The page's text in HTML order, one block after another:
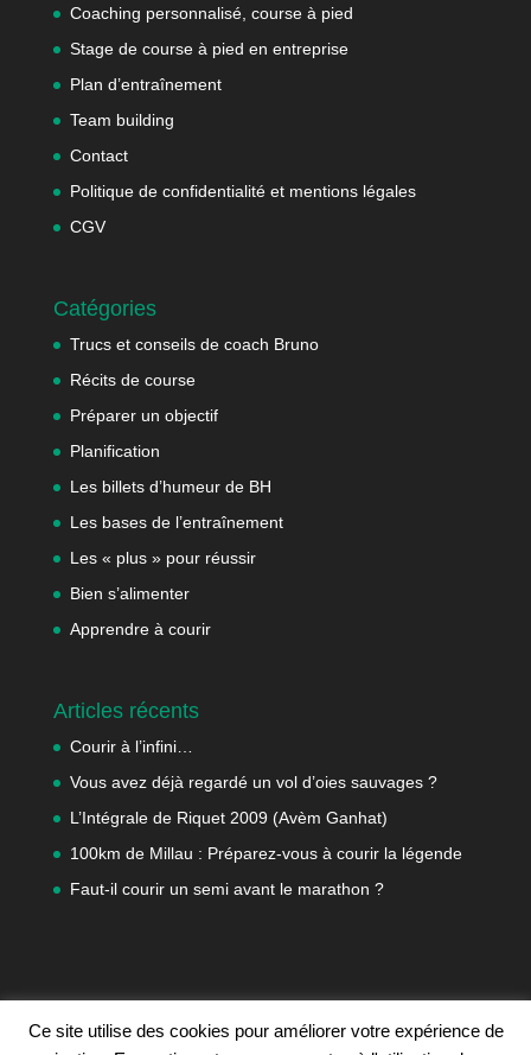
Coaching personnalisé, course à pied
Stage de course à pied en entreprise
Plan d’entraînement
Team building
Contact
Politique de confidentialité et mentions légales
CGV
Catégories
Trucs et conseils de coach Bruno
Récits de course
Préparer un objectif
Planification
Les billets d’humeur de BH
Les bases de l’entraînement
Les « plus » pour réussir
Bien s’alimenter
Apprendre à courir
Articles récents
Courir à l’infini…
Vous avez déjà regardé un vol d’oies sauvages ?
L’Intégrale de Riquet 2009 (Avèm Ganhat)
100km de Millau : Préparez-vous à courir la légende
Faut-il courir un semi avant le marathon ?
Ce site utilise des cookies pour améliorer votre expérience de